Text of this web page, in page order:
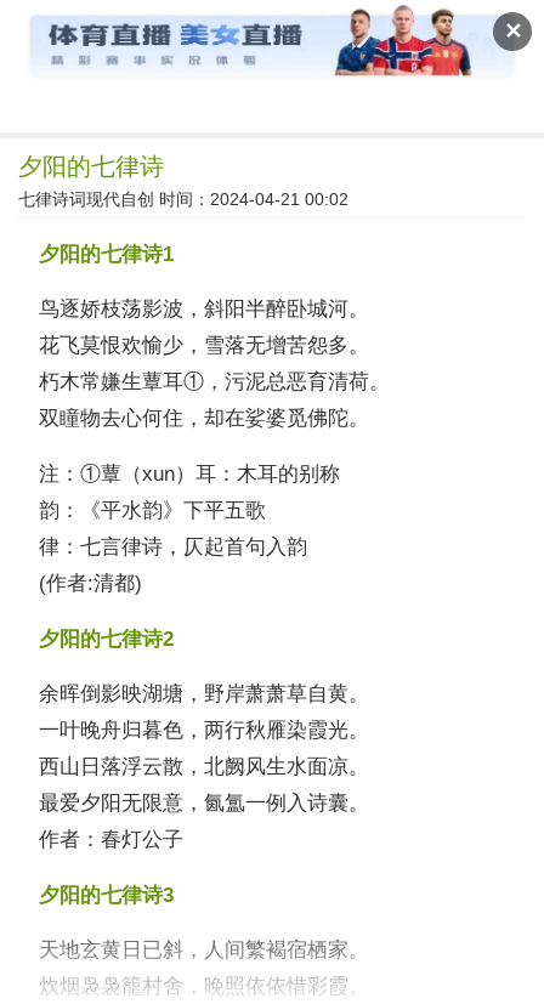
✕
读文斋
夕阳的七律诗
七律诗词现代自创 时间：2024-04-21 00:02
夕阳的七律诗1
鸟逐娇枝荡影波，斜阳半醉卧城河。
花飞莫恨欢愉少，雪落无增苦怨多。
朽木常嫌生蕈耳①，污泥总恶育清荷。
双瞳物去心何住，却在娑婆觅佛陀。
注：①蕈（xun）耳：木耳的别称
韵：《平水韵》下平五歌
律：七言律诗，仄起首句入韵
(作者:清都)
夕阳的七律诗2
余晖倒影映湖塘，野岸萧萧草自黄。
一叶晚舟归暮色，两行秋雁染霞光。
西山日落浮云散，北阙风生水面凉。
最爱夕阳无限意，氤氲一例入诗囊。
作者：春灯公子
夕阳的七律诗3
天地玄黄日已斜，人间繁褐宿栖家。
炊烟袅袅籠村舍，晚照依依惜彩霞。